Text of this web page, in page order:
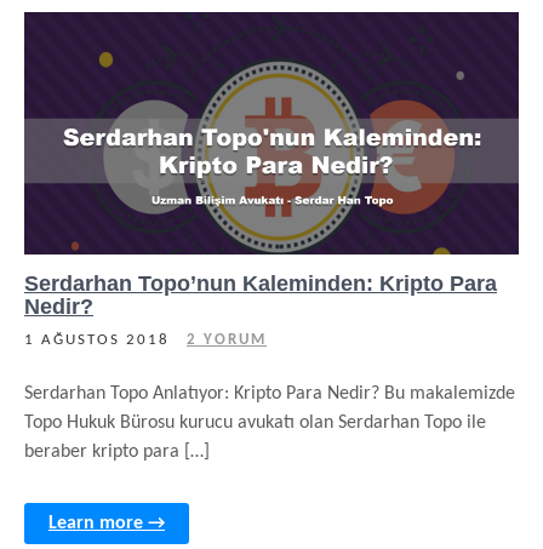
Serdarhan Topo’nun Kaleminden: Kripto Para
Nedir?
1 AĞUSTOS 2018 2 YORUM
Serdarhan Topo Anlatıyor: Kripto Para Nedir? Bu makalemizde
Topo Hukuk Bürosu kurucu avukatı olan Serdarhan Topo ile
beraber kripto para […]
Learn more →